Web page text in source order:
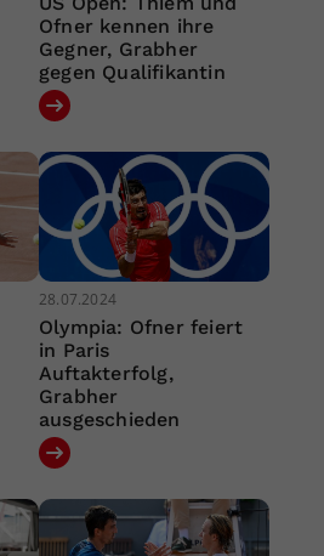
Ofner kennen ihre
Gegner, Grabher
gegen Qualifikantin
28.07.2024
Olympia: Ofner feiert
in Paris
Auftakterfolg,
Grabher
ausgeschieden